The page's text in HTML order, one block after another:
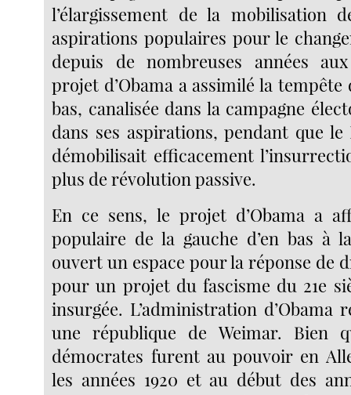
l’élargissement de la mobilisation
aspirations populaires pour le
depuis de nombreuses années
projet d’Obama a assimilé la tempête
bas, canalisée dans la campagne
dans ses aspirations, pendant que
démobilisait efficacement
plus de révolution passive.
En ce sens, le projet d’Obama a
populaire de la gauche d’en bas à
ouvert un espace pour la réponse de
pour un projet du fascisme du 21e
insurgée. L’administration d’Obama
une république de Weimar. Bien
démocrates furent au pouvoir en
les années 1920 et au début des